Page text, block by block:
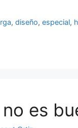
,diseño,especial,
es